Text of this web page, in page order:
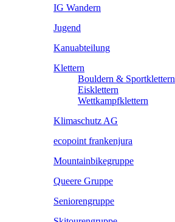
IG Wandern
Jugend
Kanuabteilung
Klettern
Bouldern & Sportklettern
Eisklettern
Wettkampfklettern
Klimaschutz AG
ecopoint frankenjura
Mountainbikegruppe
Queere Gruppe
Seniorengruppe